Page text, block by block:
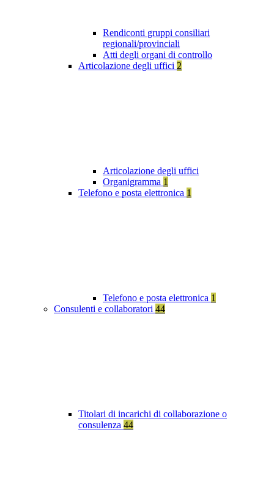
Rendiconti gruppi consiliari
regionali/provinciali
Atti degli organi di controllo
Articolazione degli uffici 2
Articolazione degli uffici
Organigramma 1
Telefono e posta elettronica 1
Telefono e posta elettronica 1
Consulenti e collaboratori 44
Titolari di incarichi di collaborazione o
consulenza 44